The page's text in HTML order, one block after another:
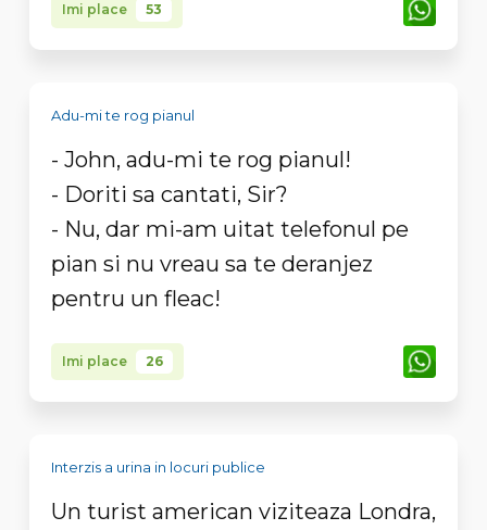
Imi place 53
Adu-mi te rog pianul
- John, adu-mi te rog pianul!
- Doriti sa cantati, Sir?
- Nu, dar mi-am uitat telefonul pe
pian si nu vreau sa te deranjez
pentru un fleac!
Imi place 26
Interzis a urina in locuri publice
Un turist american viziteaza Londra,